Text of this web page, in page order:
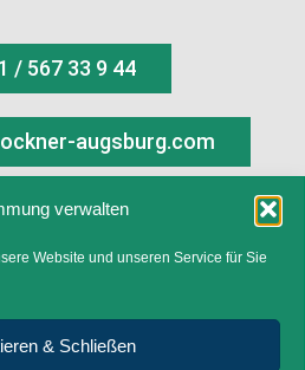
verwalten
Website und unseren Service für Sie
& Schließen
/ 567 33 9 44
augsburg.com
von WIRmachenTROCKEN
Verleih Augsburg
Version: 3.0.0
für Lumentree und Trucki